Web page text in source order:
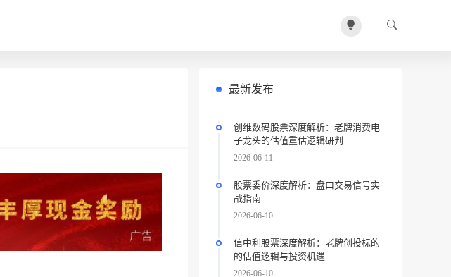
最新发布
创维数码股票深度解析：老牌消费电
子龙头的估值重估逻辑研判
2026-06-11
股票委价深度解析：盘口交易信号实
战指南
2026-06-10
信中利股票深度解析：老牌创投标的
的估值逻辑与投资机遇
2026-06-10